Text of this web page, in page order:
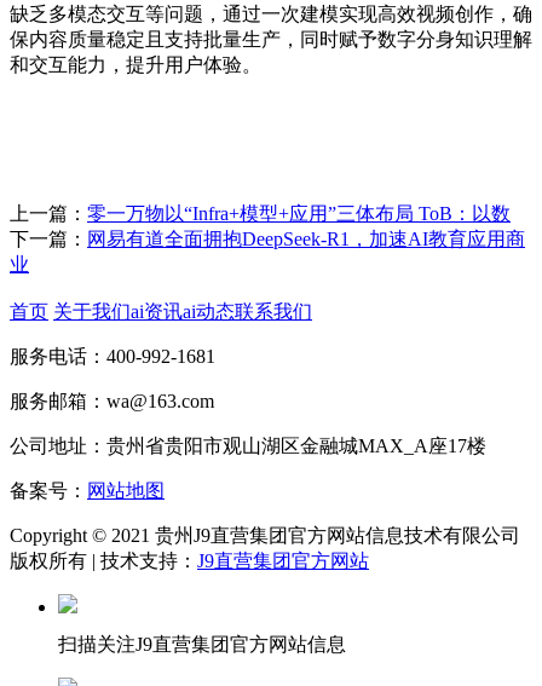
缺乏多模态交互等问题，通过一次建模实现高效视频创作，确
保内容质量稳定且支持批量生产，同时赋予数字分身知识理解
和交互能力，提升用户体验。
上一篇： 零一万物以“Infra+模型+应用”三体布局 ToB：以数
下一篇： 网易有道全面拥抱DeepSeek-R1，加速AI教育应用商
业
首页 关于我们ai资讯ai动态联系我们
服务电话：400-992-1681
服务邮箱：wa@163.com
公司地址：贵州省贵阳市观山湖区金融城MAX_A座17楼
备案号： 网站地图
Copyright © 2021 贵州J9直营集团官方网站信息技术有限公司
版权所有 | 技术支持： J9直营集团官方网站
扫描关注J9直营集团官方网站信息